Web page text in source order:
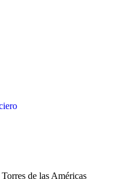
de las Américas